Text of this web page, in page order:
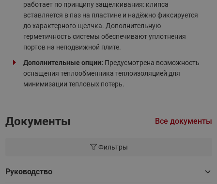
работает по принципу защелкивания: клипса
вставляется в паз на пластине и надёжно фиксируется
до характерного щелчка. Дополнительную
герметичность системы обеспечивают уплотнения
портов на неподвижной плите.
Дополнительные опции: Предусмотрена возможность
оснащения теплообменника теплоизоляцией для
минимизации тепловых потерь.
Документы Все документы
Фильтры
Руководство